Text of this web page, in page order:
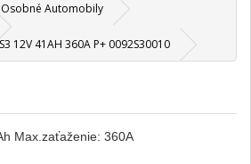
Automobily
12V 41AH 360A P+ 0092S30010
Max.zaťaženie: 360A